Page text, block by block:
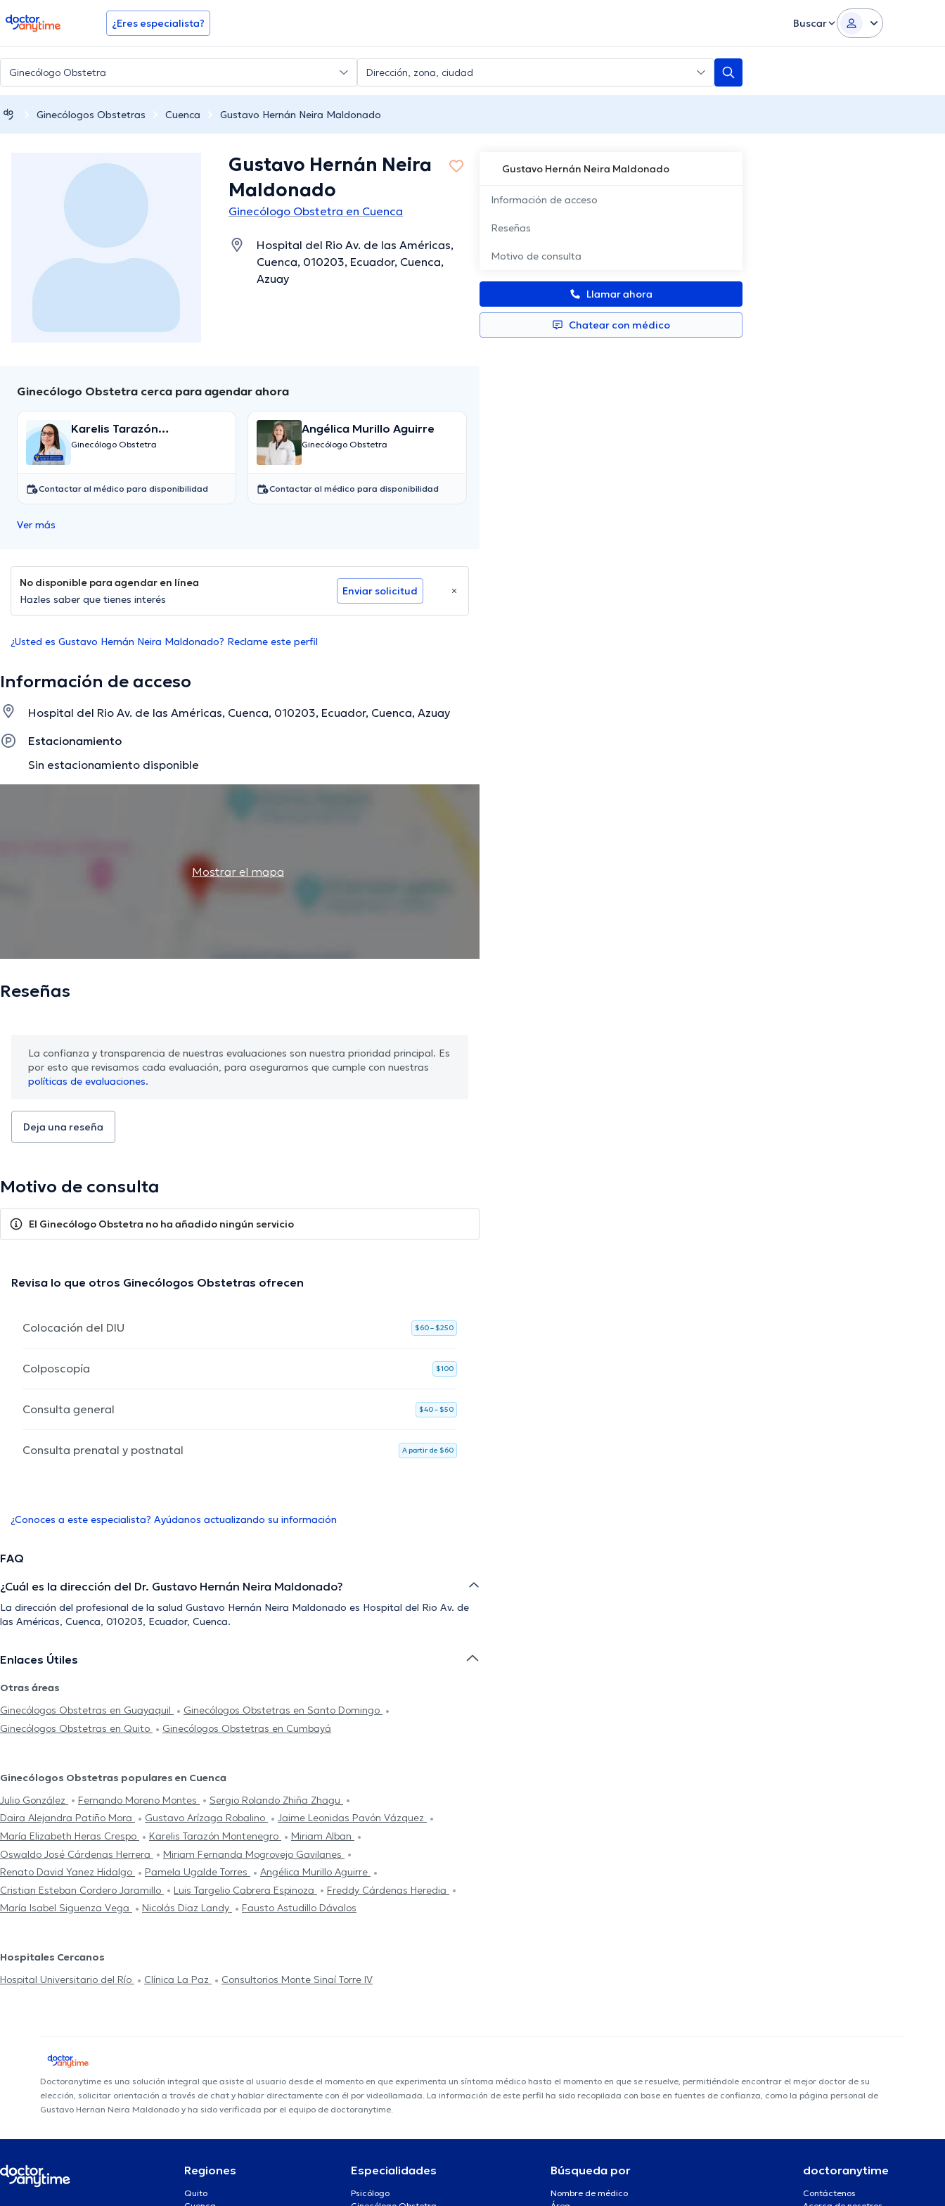
doctoranytime ¿Eres especialista? Buscar
Ginecólogos Obstetras Cuenca Gustavo Hernán Neira Maldonado
Gustavo Hernán Neira Maldonado
Información de acceso
Reseñas
Motivo de consulta
Llamar ahora
Chatear con médico
Gustavo Hernán Neira
Maldonado
Ginecólogo Obstetra en Cuenca
Hospital del Rio Av. de las Américas,
Cuenca, 010203, Ecuador, Cuenca,
Azuay
Ginecólogo Obstetra cerca para agendar ahora
Karelis Tarazón
Montenegro
Ginecólogo Obstetra
Contactar al médico para disponibilidad
Angélica Murillo Aguirre
Ginecólogo Obstetra
Contactar al médico para disponibilidad
Ver más
No disponible para agendar en línea
Hazles saber que tienes interés
Enviar solicitud
¿Usted es Gustavo Hernán Neira Maldonado? Reclame este perfil
Información de acceso
Hospital del Rio Av. de las Américas, Cuenca, 010203, Ecuador, Cuenca, Azuay
Estacionamiento
Sin estacionamiento disponible
Mostrar el mapa
Reseñas
La confianza y transparencia de nuestras evaluaciones son nuestra prioridad principal. Es
por esto que revisamos cada evaluación, para asegurarnos que cumple con nuestras
políticas de evaluaciones.
Deja una reseña
Motivo de consulta
El Ginecólogo Obstetra no ha añadido ningún servicio
Revisa lo que otros Ginecólogos Obstetras ofrecen
Colocación del DIU $60 – $250
Colposcopía $100
Consulta general $40 – $50
Consulta prenatal y postnatal A partir de $60
¿Conoces a este especialista? Ayúdanos actualizando su información
FAQ
¿Cuál es la dirección del Dr. Gustavo Hernán Neira Maldonado?
La dirección del profesional de la salud Gustavo Hernán Neira Maldonado es Hospital del Rio Av. de
las Américas, Cuenca, 010203, Ecuador, Cuenca.
Enlaces Útiles
Otras áreas
Ginecólogos Obstetras en Guayaquil
Ginecólogos Obstetras en Santo Domingo
Ginecólogos Obstetras en Quito
Ginecólogos Obstetras en Cumbayá
Ginecólogos Obstetras populares en Cuenca
Julio González
Fernando Moreno Montes
Sergio Rolando Zhiña Zhagu
Daira Alejandra Patiño Mora
Gustavo Arízaga Robalino
Jaime Leonidas Pavón Vázquez
María Elizabeth Heras Crespo
Karelis Tarazón Montenegro
Miriam Alban
Oswaldo José Cárdenas Herrera
Miriam Fernanda Mogrovejo Gavilanes
Renato David Yanez Hidalgo
Pamela Ugalde Torres
Angélica Murillo Aguirre
Cristian Esteban Cordero Jaramillo
Luis Targelio Cabrera Espinoza
Freddy Cárdenas Heredia
María Isabel Siguenza Vega
Nicolás Diaz Landy Fausto Astudillo Dávalos
Hospitales Cercanos
Hospital Universitario del Río
Clínica La Paz Consultorios Monte Sinaí Torre IV
Doctoranytime es una solución integral que asiste al usuario desde el momento en que experimenta un síntoma médico hasta el momento en que se resuelve, permitiéndole encontrar el mejor doctor de su
elección, solicitar orientación a través de chat y hablar directamente con él por videollamada. La información de este perfil ha sido recopilada con base en fuentes de confianza, como la página personal de
Gustavo Hernan Neira Maldonado y ha sido verificada por el equipo de doctoranytime.
Regiones
Quito
Especialidades
Psicólogo
Búsqueda por
Nombre de médico
doctoranytime
Contáctenos